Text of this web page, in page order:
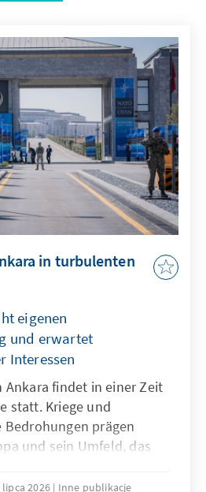
in turbulenten
eigenen
und erwartet
Interessen
Ankara findet in einer Zeit
statt. Kriege und
prägen
und sein Umfeld, das
Schnittstellen: Am
lipca 2026 Inne publikacje